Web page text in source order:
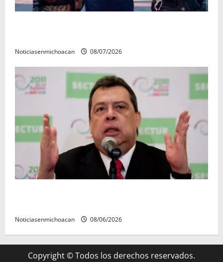
Noticiasenmichoacan 08/07/2026
Noticiasenmichoacan 08/06/2026
Copyright © Todos los derechos reservados.